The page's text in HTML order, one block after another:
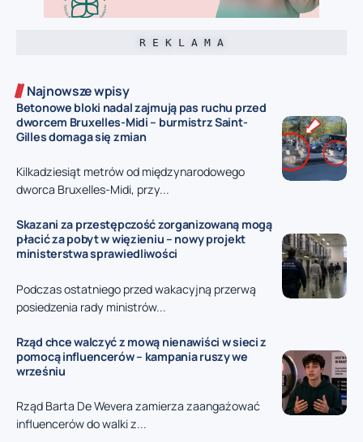
R E K L A M A
Najnowsze wpisy
Betonowe bloki nadal zajmują pas ruchu przed
dworcem Bruxelles-Midi – burmistrz Saint-
Gilles domaga się zmian
Kilkadziesiąt metrów od międzynarodowego
dworca Bruxelles-Midi, przy...
Skazani za przestępczość zorganizowaną mogą
płacić za pobyt w więzieniu – nowy projekt
ministerstwa sprawiedliwości
Podczas ostatniego przed wakacyjną przerwą
posiedzenia rady ministrów...
Rząd chce walczyć z mową nienawiści w sieci z
pomocą influencerów – kampania ruszy we
wrześniu
Rząd Barta De Wevera zamierza zaangażować
influencerów do walki z...